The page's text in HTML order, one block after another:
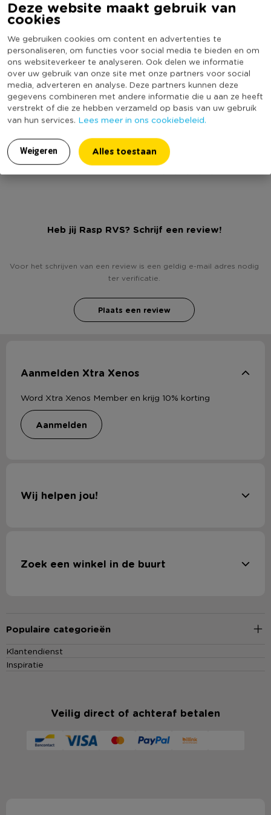
Deze website maakt gebruik van
cookies
We gebruiken cookies om content en advertenties te
personaliseren, om functies voor social media te bieden en om
ons websiteverkeer te analyseren. Ook delen we informatie
over uw gebruik van onze site met onze partners voor social
media, adverteren en analyse. Deze partners kunnen deze
gegevens combineren met andere informatie die u aan ze heeft
verstrekt of die ze hebben verzameld op basis van uw gebruik
van hun services. Lees meer in ons cookiebeleid.
Weigeren Alles toestaan
maken van vers geraspte kaas en een schaaf, waarmee je
makkelijk komkommer in dunne plakjes schaaft. De rasp heeft
een rond handvat waarmee hij ook aan je lepelrek
opgehangen kan worden. De rasp is aan de onderkant
voorzien van een handige inkeping waarmee je hem tijdens
het raspen op een schaal kunt zetten zodat het schaafsel
direct in de schaal valt. Hoewel de rasp van roestvrij staal is,
mag hij niet in de vaatwasser.
*Voorzien van grove rasp, fijne rasp en schaaf
*Inkeping voor het vastzetten op een schaal
*Roestvrijstaal
Artikelnummer
Online Only
Nee
Materiaal
RVS
Productbreedte (cm)
11,5
Producthoogte (cm)
30
Kleur
Zilverkleurig
Vaatwasmachine bestendig
Nee
Duurzaamheidsscore
Heb jij Rasp RVS? Schrijf een review!
Voor het schrijven van een review is een geldig e-mail adres nodig
ter verificatie.
Plaats een review
Aanmelden Xtra Xenos
Word Xtra Xenos Member en krijg 10% korting
aanmelden
Wij helpen jou!
Zoek een winkel in de buurt
Populaire categorieën
Klantendienst
Inspiratie
Veilig direct of achteraf betalen